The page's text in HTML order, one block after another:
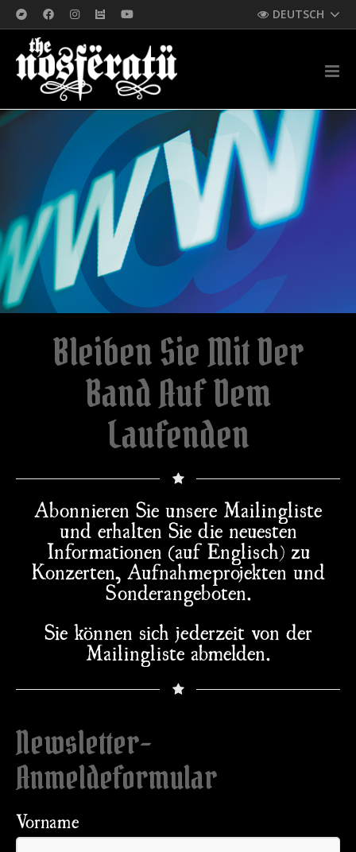
DEUTSCH
Bleiben Sie Mit Der
Band Auf Dem
Laufenden
Abonnieren Sie unsere Mailingliste
und erhalten Sie die neuesten
Informationen (auf Englisch) zu
Konzerten, Aufnahmeprojekten und
Sonderangeboten.
Sie können sich jederzeit von der
Mailingliste abmelden.
Newsletter-
Anmeldeformular
Vorname